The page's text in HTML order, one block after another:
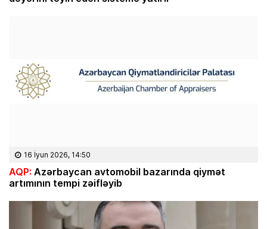
16 İyun 2026, 14:50
AQP: Azərbaycan avtomobil bazarında qiymət
artımının tempi zəifləyib